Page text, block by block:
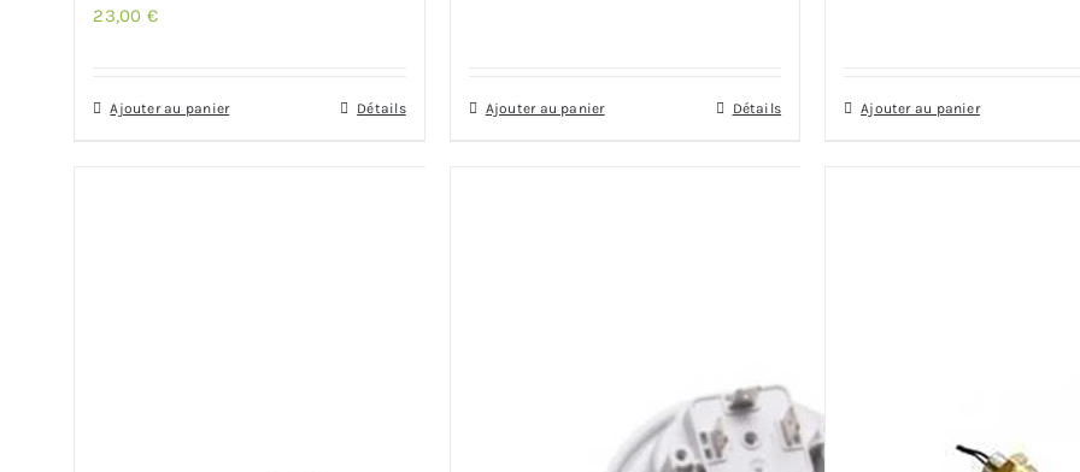
23,00 €
Ajouter au panier Détails Ajouter au panier Détails Ajouter au panier